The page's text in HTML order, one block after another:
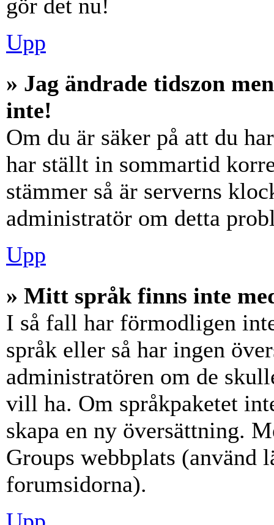
gör det nu!
Upp
» Jag ändrade tidszon
inte!
Om du är säker på att du
har ställt in sommartid
stämmer så är serverns
administratör om detta
Upp
» Mitt språk finns inte
I så fall har förmodligen
språk eller så har ingen
administratören om de
vill ha. Om språkpaketet
skapa en ny översättning.
Groups webbplats (använd
forumsidorna).